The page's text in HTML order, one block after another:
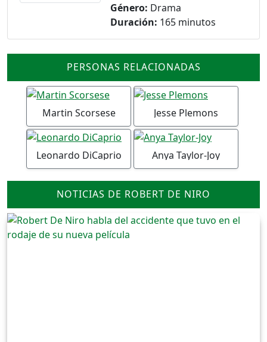
Género: Drama
Duración: 165 minutos
PERSONAS RELACIONADAS
Martin Scorsese Jesse Plemons
Leonardo DiCaprio Anya Taylor-Joy
NOTICIAS DE ROBERT DE NIRO